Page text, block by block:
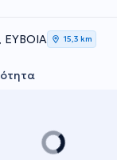
ΕΥΒΟΙΑ 15,3 km